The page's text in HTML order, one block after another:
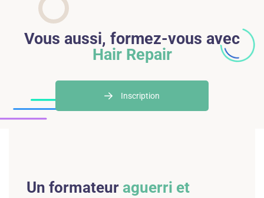
Vous aussi, formez-vous avec
Hair Repair
Inscription
Un formateur aguerri et